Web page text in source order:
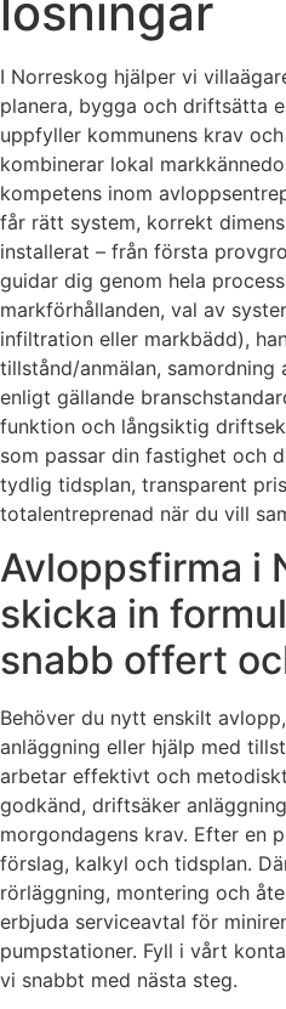
lösningar
I Norreskog hjälper vi
planera, bygga och driftsätta
uppfyller kommunens krav
kombinerar lokal
kompetens inom
får rätt system, korrekt
installerat – från första
guidar dig genom hela
markförhållanden, val av
infiltration eller markbädd),
tillstånd/anmälan,
enligt gällande
funktion och långsiktig
som passar din fastighet och
tydlig tidsplan, transparent
totalentreprenad när du vill
Avloppsfirma i
skicka in
snabb offert
Behöver du nytt enskilt
anläggning eller hjälp med
arbetar effektivt och
godkänd, driftsäker
morgondagens krav. Efter en
förslag, kalkyl och tidsplan.
rörläggning, montering och
erbjuda serviceavtal för
pumpstationer. Fyll i vårt
vi snabbt med nästa steg.